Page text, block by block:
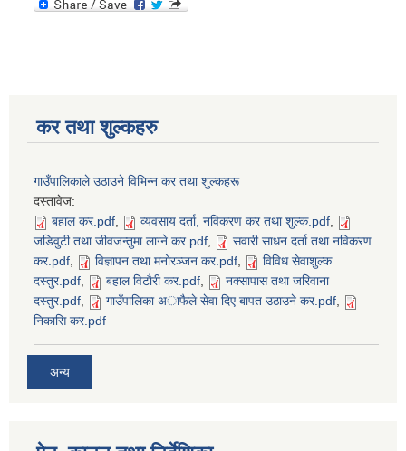
कर तथा शुल्कहरु
गाउँपालिकाले उठाउने विभिन्न कर तथा शुल्कहरू
दस्तावेज:
बहाल कर.pdf, व्यवसाय दर्ता, नविकरण कर तथा शुल्क.pdf,
जडिवुटी तथा जीवजन्तुमा लाग्ने कर.pdf,
सवारी साधन दर्ता तथा नविकरण
कर.pdf, विज्ञापन तथा मनोरञ्जन कर.pdf,
विविध सेवाशुल्क
दस्तुर.pdf, बहाल विटाैरी कर.pdf,
नक्सापास तथा जरिवाना
दस्तुर.pdf, गाउँपालिका अाफैले सेवा दिए बापत उठाउने कर.pdf,
निकासि कर.pdf
अन्य